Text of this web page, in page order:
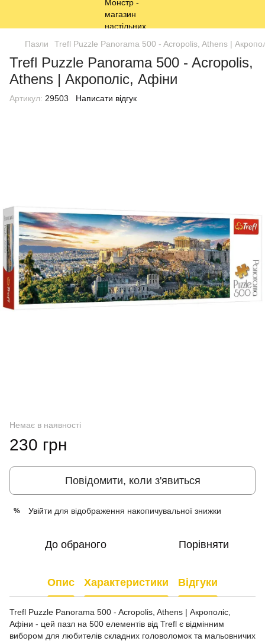
Пазли Trefl Puzzle Panorama 500 - Acropolis, Athens |
Trefl Puzzle Panorama 500 - Acropolis,
Athens | Акрополіс, Афіни
Артикул: 29503 Написати відгук
Немає в наявності
230 грн
Повідомити, коли з'явиться
% Увійти для відображення накопичувальної знижки
До обраного Порівняти
Опис Характеристики Відгуки
Trefl Puzzle Panorama 500 - Acropolis, Athens | Акрополіс,
Афіни - цей пазл на 500 елементів від Trefl є відмінним
вибором для любителів складних головоломок та мальовничих